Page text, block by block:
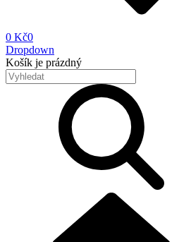
0 Kč0
Dropdown
Košík je prázdný